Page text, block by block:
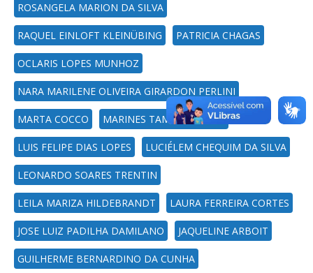
ROSANGELA MARION DA SILVA
RAQUEL EINLOFT KLEINÜBING PATRICIA CHAGAS
OCLARIS LOPES MUNHOZ
NARA MARILENE OLIVEIRA GIRARDON PERLINI
MARTA COCCO MARINES TAMBARA LEITE
LUIS FELIPE DIAS LOPES LUCIÉLEM CHEQUIM DA SILVA
LEONARDO SOARES TRENTIN
LEILA MARIZA HILDEBRANDT LAURA FERREIRA CORTES
JOSE LUIZ PADILHA DAMILANO JAQUELINE ARBOIT
GUILHERME BERNARDINO DA CUNHA